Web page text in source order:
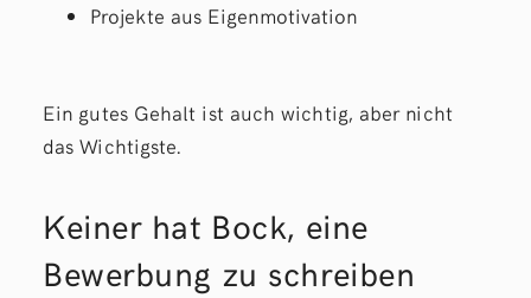
Projekte aus Eigenmotivation
Ein gutes Gehalt ist auch wichtig, aber nicht
das Wichtigste.
Keiner hat Bock, eine
Bewerbung zu schreiben